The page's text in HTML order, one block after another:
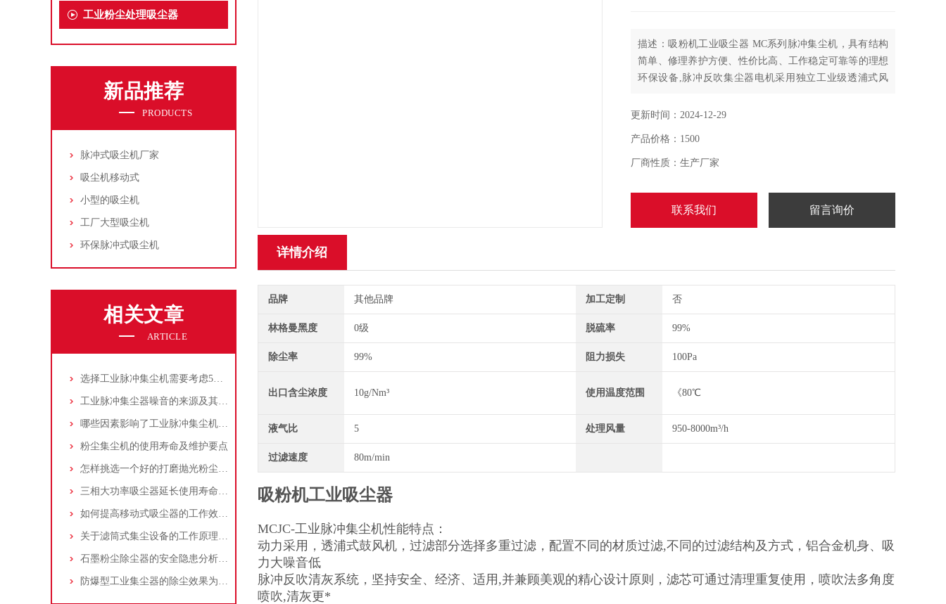
工业粉尘处理吸尘器
新品推荐
PRODUCTS
脉冲式吸尘机厂家
吸尘机移动式
小型的吸尘机
工厂大型吸尘机
环保脉冲式吸尘机
相关文章
ARTICLE
选择工业脉冲集尘机需要考虑5大因素,你都了解吗?
工业脉冲集尘器噪音的来源及其控制策略
哪些因素影响了工业脉冲集尘机的使用寿命？
粉尘集尘机的使用寿命及维护要点
怎样挑选一个好的打磨抛光粉尘吸尘器
三相大功率吸尘器延长使用寿命的建议
如何提高移动式吸尘器的工作效率？
关于滤筒式集尘设备的工作原理及特点说明
石墨粉尘除尘器的安全隐患分析及应对措施
防爆型工业集尘器的除尘效果为何不佳？
描述：吸粉机工业吸尘器 MC系列脉冲集尘机，具有结构
简单、修理养护方便、性价比高、工作稳定可靠等的理想
环保设备,脉冲反吹集尘器电机采用独立工业级透浦式风
基本上均可24小时连续工作同时坚固耐用
更新时间：2024-12-29
产品价格：1500
厂商性质：生产厂家
联系我们 留言询价
详情介绍
品牌 其他品牌 加工定制 否
林格曼黑度 0级 脱硫率 99%
除尘率 99% 阻力损失 100Pa
出口含尘浓度 10g/Nm³ 使用温度范围 《80℃
液气比 5 处理风量 950-8000m³/h
过滤速度 80m/min
吸粉机工业吸尘器
MCJC-工业脉冲集尘机性能特点：
动力采用，透浦式鼓风机，过滤部分选择多重过滤，配置不同的材质过滤,不同的过滤结构及方式，铝合金机身、吸
力大噪音低
脉冲反吹清灰系统，坚持安全、经济、适用,并兼顾美观的精心设计原则，滤芯可通过清理重复使用，喷吹法多角度
喷吹,清灰更*